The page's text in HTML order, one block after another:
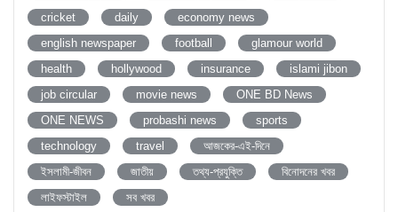
cricket
daily
economy news
english newspaper
football
glamour world
health
hollywood insurance
islami jibon
job circular
movie news
ONE BD News
ONE NEWS
probashi news
sports
technology
travel
আজকের-এই-দিনে
ইসলামী-জীবন
জাতীয় তথ্য-প্রযুক্তি
বিনোদনের খবর
লাইফস্টাইল
সব খবর